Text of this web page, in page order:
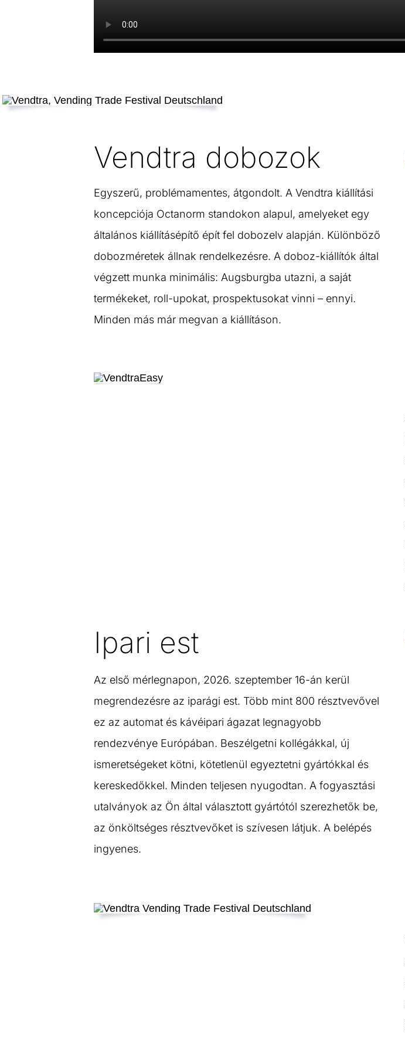
Vendtra dobozok
Egyszerű, problémamentes, átgondolt. A Vendtra kiállítási
koncepciója Octanorm standokon alapul, amelyeket egy
általános kiállításépítő épít fel dobozelv alapján. Különböző
dobozméretek állnak rendelkezésre. A doboz-kiállítók által
végzett munka minimális: Augsburgba utazni, a saját
termékeket, roll-upokat, prospektusokat vinni – ennyi.
Minden más már megvan a kiállításon.
Ipari est
Az első mérlegnapon, 2026. szeptember 16-án kerül
megrendezésre az iparági est. Több mint 800 résztvevővel
ez az automat és kávéipari ágazat legnagyobb
rendezvénye Európában. Beszélgetni kollégákkal, új
ismeretségeket kötni, kötetlenül egyeztetni gyártókkal és
kereskedőkkel. Minden teljesen nyugodtan. A fogyasztási
utalványok az Ön által választott gyártótól szerezhetők be,
az önköltséges résztvevőket is szívesen látjuk. A belépés
ingyenes.